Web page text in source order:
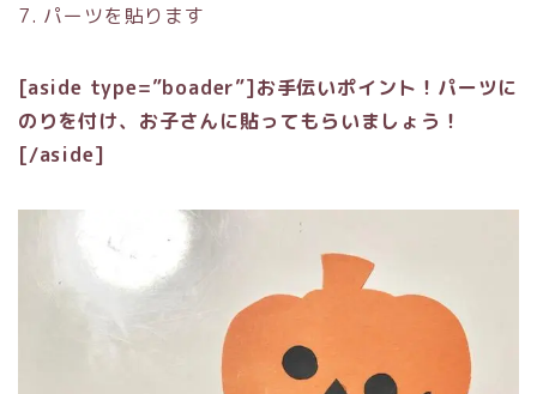
7. パーツを貼ります
[aside type=”boader”]お手伝いポイント！パーツに
のりを付け、お子さんに貼ってもらいましょう！
[/aside]